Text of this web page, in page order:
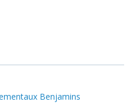
Benjamins